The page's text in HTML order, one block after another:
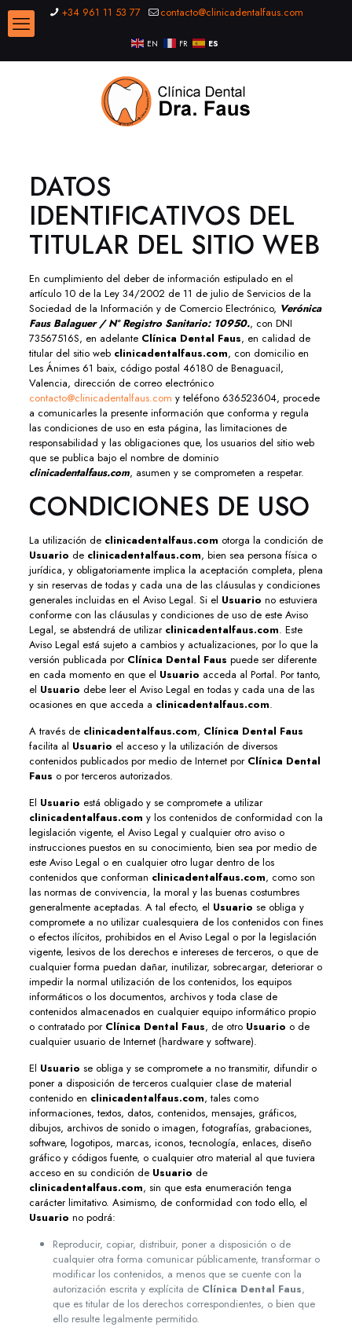
+34 961 11 53 77 contacto@clinicadentalfaus.com
EN FR ES
DATOS
IDENTIFICATIVOS DEL
TITULAR DEL SITIO WEB
En cumplimiento del deber de información estipulado en el
artículo 10 de la Ley 34/2002 de 11 de julio de Servicios de la
Sociedad de la Información y de Comercio Electrónico, Verónica
Faus Balaguer / Nº Registro Sanitario: 10950., con DNI
73567516S, en adelante Clínica Dental Faus, en calidad de
titular del sitio web clinicadentalfaus.com, con domicilio en
Les Ánimes 61 baix, código postal 46180 de Benaguacil,
Valencia, dirección de correo electrónico
contacto@clinicadentalfaus.com y teléfono 636523604, procede
a comunicarles la presente información que conforma y regula
las condiciones de uso en esta página, las limitaciones de
responsabilidad y las obligaciones que, los usuarios del sitio web
que se publica bajo el nombre de dominio
clinicadentalfaus.com, asumen y se comprometen a respetar.
CONDICIONES DE USO
La utilización de clinicadentalfaus.com otorga la condición de
Usuario de clinicadentalfaus.com, bien sea persona física o
jurídica, y obligatoriamente implica la aceptación completa, plena
y sin reservas de todas y cada una de las cláusulas y condiciones
generales incluidas en el Aviso Legal. Si el Usuario no estuviera
conforme con las cláusulas y condiciones de uso de este Aviso
Legal, se abstendrá de utilizar clinicadentalfaus.com. Este
Aviso Legal está sujeto a cambios y actualizaciones, por lo que la
versión publicada por Clínica Dental Faus puede ser diferente
en cada momento en que el Usuario acceda al Portal. Por tanto,
el Usuario debe leer el Aviso Legal en todas y cada una de las
ocasiones en que acceda a clinicadentalfaus.com.
A través de clinicadentalfaus.com, Clínica Dental Faus
facilita al Usuario el acceso y la utilización de diversos
contenidos publicados por medio de Internet por Clínica Dental
Faus o por terceros autorizados.
El Usuario está obligado y se compromete a utilizar
clinicadentalfaus.com y los contenidos de conformidad con la
legislación vigente, el Aviso Legal y cualquier otro aviso o
instrucciones puestos en su conocimiento, bien sea por medio de
este Aviso Legal o en cualquier otro lugar dentro de los
contenidos que conforman clinicadentalfaus.com, como son
las normas de convivencia, la moral y las buenas costumbres
generalmente aceptadas. A tal efecto, el Usuario se obliga y
compromete a no utilizar cualesquiera de los contenidos con fines
o efectos ilícitos, prohibidos en el Aviso Legal o por la legislación
vigente, lesivos de los derechos e intereses de terceros, o que de
cualquier forma puedan dañar, inutilizar, sobrecargar, deteriorar o
impedir la normal utilización de los contenidos, los equipos
informáticos o los documentos, archivos y toda clase de
contenidos almacenados en cualquier equipo informático propio
o contratado por Clínica Dental Faus, de otro Usuario o de
cualquier usuario de Internet (hardware y software).
El Usuario se obliga y se compromete a no transmitir, difundir o
poner a disposición de terceros cualquier clase de material
contenido en clinicadentalfaus.com, tales como
informaciones, textos, datos, contenidos, mensajes, gráficos,
dibujos, archivos de sonido o imagen, fotografías, grabaciones,
software, logotipos, marcas, iconos, tecnología, enlaces, diseño
gráfico y códigos fuente, o cualquier otro material al que tuviera
acceso en su condición de Usuario de
clinicadentalfaus.com, sin que esta enumeración tenga
carácter limitativo. Asimismo, de conformidad con todo ello, el
Usuario no podrá:
Reproducir, copiar, distribuir, poner a disposición o de
cualquier otra forma comunicar públicamente, transformar o
modificar los contenidos, a menos que se cuente con la
autorización escrita y explícita de Clínica Dental Faus,
que es titular de los derechos correspondientes, o bien que
ello resulte legalmente permitido.